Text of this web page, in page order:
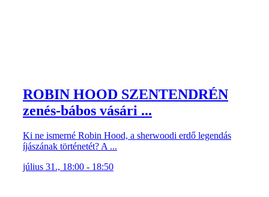
ROBIN HOOD SZENTENDRÉN
zenés-bábos vásári ...
Ki ne ismerné Robin Hood, a sherwoodi erdő legendás
íjászának történetét? A ...
július 31., 18:00 - 18:50